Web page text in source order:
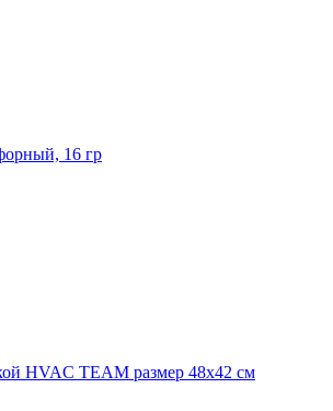
16 гр
HVAC TEAM размер 48х42 см